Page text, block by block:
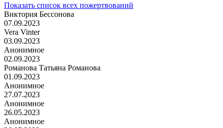
Показать список всех пожертвований
Виктория Бессонова
07.09.2023
Vera Vinter
03.09.2023
Анонимное
02.09.2023
Романова Татьяна Романова
01.09.2023
Анонимное
27.07.2023
Анонимное
26.05.2023
Анонимное